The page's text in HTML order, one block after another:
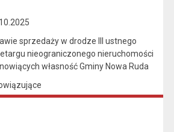
sprzedaży w drodze III ustnego
nieograniczonego nieruchomości
własność Gminy Nowa Ruda